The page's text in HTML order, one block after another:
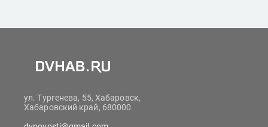
ул. Тургенева, 55, Хабаровск,
Хабаровский край, 680000